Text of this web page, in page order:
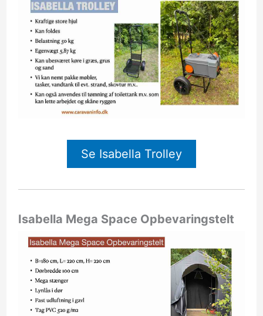
Se Isabella Trolley
Isabella Mega Space Opbevaringstelt